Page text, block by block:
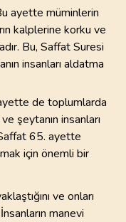
ayette müminlerin
kalplerine korku ve
Bu, Saffat Suresi
insanları aldatma
de toplumlarda
şeytanın insanları
65. ayette
için önemli bir
ve onları
manevi